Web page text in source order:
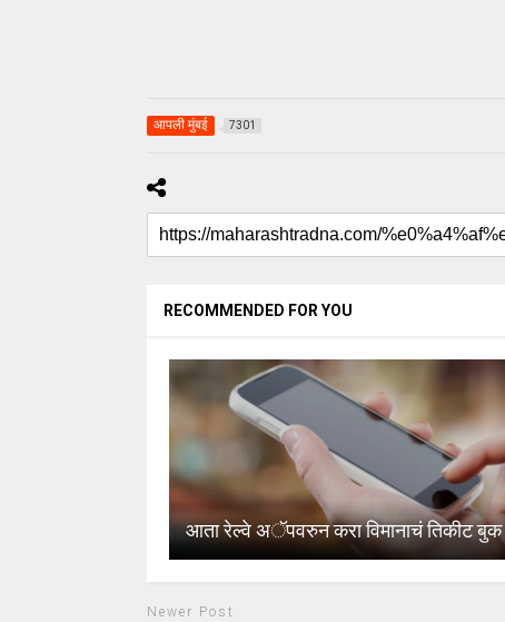
आपली मुंबई 7301
RECOMMENDED FOR YOU
आता रेल्वे अॅपवरुन करा विमानाचं तिकीट बुक
Newer Post